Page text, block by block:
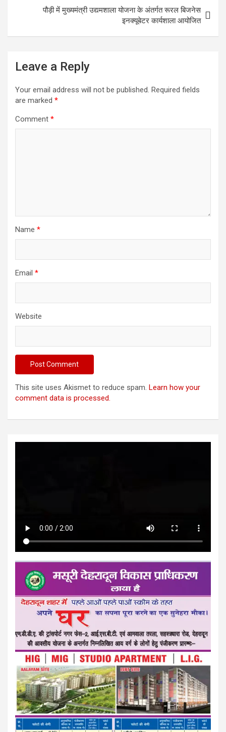
पौड़ी में मुख्यमंत्री उद्यमशाला योजना के अंतर्गत रूरल बिजनेस
इनक्यूबेटर कार्यशाला आयोजित
Leave a Reply
Your email address will not be published. Required fields
are marked *
Comment *
Name *
Email *
Website
This site uses Akismet to reduce spam. Learn how your
comment data is processed.